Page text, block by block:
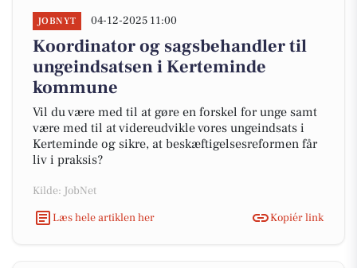
JOBNYT 04-12-2025 11:00
Koordinator og sagsbehandler til
ungeindsatsen i Kerteminde
kommune
Vil du være med til at gøre en forskel for unge samt
være med til at videreudvikle vores ungeindsats i
Kerteminde og sikre, at beskæftigelsesreformen får
liv i praksis?
Kilde: JobNet
Læs hele artiklen her
Kopiér link